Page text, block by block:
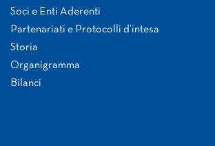
Soci e Enti Aderenti
Partenariati e Protocolli d’intesa
Storia
Organigramma
Bilanci